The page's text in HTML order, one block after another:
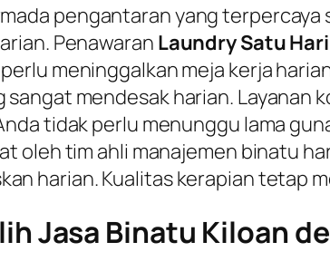
pengantaran yang
Penawaran Laundry Satu
meninggalkan meja kerja
sangat mendesak harian.
tidak perlu menunggu lama
oleh tim ahli manajemen binatu
harian. Kualitas kerapian tetap
Jasa Binatu Kiloan